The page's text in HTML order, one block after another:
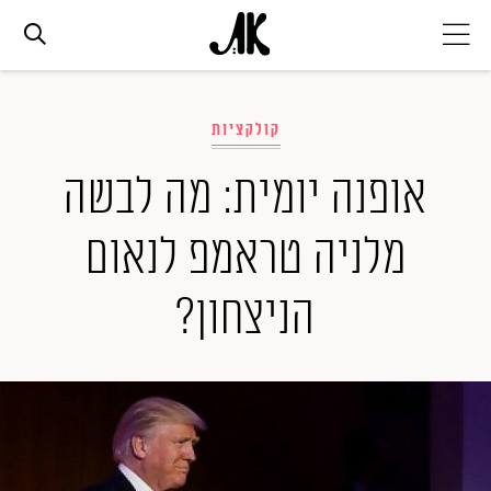
אופנה
ביוטי
סלבס
ערוצים נוספים
קולקציות
אופנה יומית: מה לבשה
מלניה טראמפ לנאום
הניצחון?